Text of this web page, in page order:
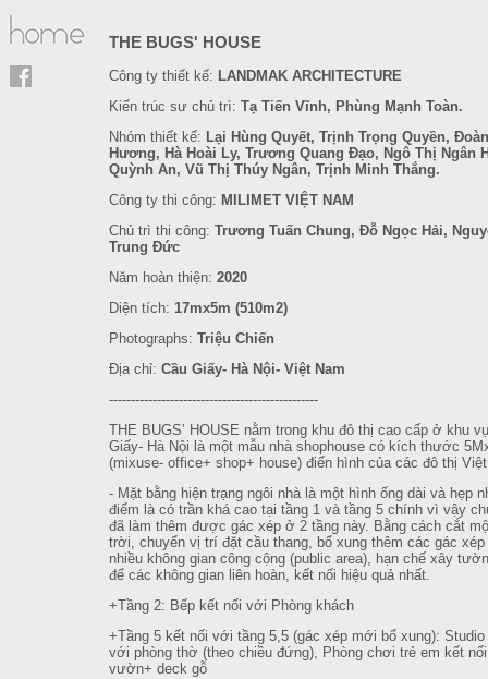
THE BUGS' HOUSE
Công ty thiết kế: LANDMAK ARCHITECTURE
Kiến trúc sư chủ trì: Tạ Tiến Vĩnh, Phùng Mạnh Toàn.
Nhóm thiết kế: Lại Hùng Quyết, Trịnh Trọng Quyền,
Hương, Hà Hoài Ly, Trương Quang Đạo, Ngô Thị Ngân
Quỳnh An, Vũ Thị Thúy Ngân, Trịnh Minh Thắng.
Công ty thi công: MILIMET VIỆT NAM
Chủ trì thi công: Trương Tuấn Chung, Đỗ Ngọc Hải,
Trung Đức
Năm hoàn thiện: 2020
Diện tích: 17mx5m (510m2)
Photographs: Triệu Chiến
Địa chỉ: Cầu Giấy- Hà Nội- Việt Nam
------------------------------------------------
THE BUGS’ HOUSE nằm trong khu đô thị cao cấp ở khu
Giấy- Hà Nội là một mẫu nhà shophouse có kích thước
(mixuse- office+ shop+ house) điển hình của các đô thị
- Mặt bằng hiện trạng ngôi nhà là một hình ống dài và hẹp
điểm là có trần khá cao tại tầng 1 và tầng 5 chính vì vậy
đã làm thêm được gác xép ở 2 tầng này. Bằng cách cắt
trời, chuyển vị trí đặt cầu thang, bổ xung thêm các gác xép
nhiều không gian công cộng (public area), hạn chế xây
để các không gian liên hoàn, kết nối hiệu quả nhất.
+Tầng 2: Bếp kết nối với Phòng khách
+Tầng 5 kết nối với tầng 5,5 (gác xép mới bổ xung):
với phòng thờ (theo chiều đứng), Phòng chơi trẻ em kết
vườn+ deck gỗ